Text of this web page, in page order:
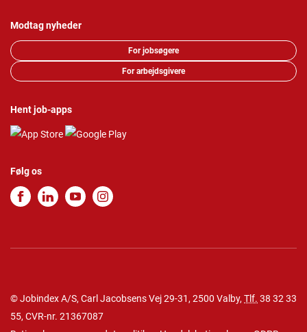
Modtag nyheder
For jobsøgere
For arbejdsgivere
Hent job-apps
Følg os
© Jobindex A/S, Carl Jacobsens Vej 29-31, 2500 Valby, Tlf. 38 32 33
55, CVR-nr. 21367087